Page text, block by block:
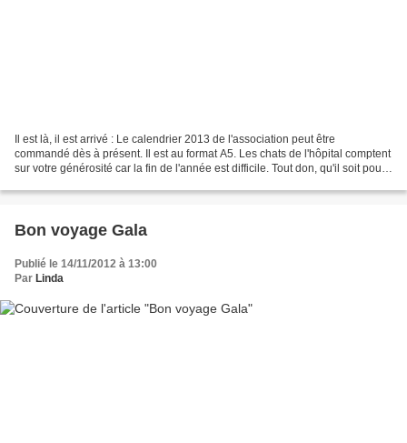
Il est là, il est arrivé : Le calendrier 2013 de l'association peut être
commandé dès à présent. Il est au format A5. Les chats de l'hôpital comptent
sur votre générosité car la fin de l'année est difficile. Tout don, qu'il soit pour
Bon voyage Gala
Publié le 14/11/2012 à 13:00
Par Linda